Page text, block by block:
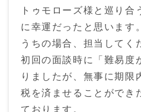
トゥモローズ様と巡り合
に幸運だったと思います。
うちの場合、担当してく
初回の面談時に「難易度
りましたが、無事に期限
税を済ませることができ
ております。